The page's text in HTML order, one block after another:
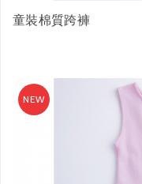
童裝棉質跨褲